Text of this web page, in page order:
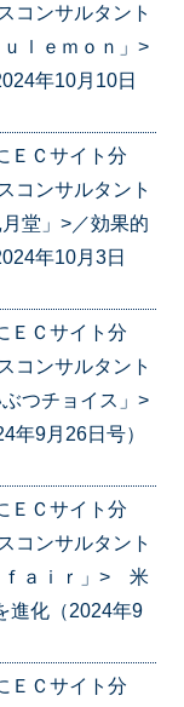
コンサルタント
ｌｅｍｏｎ」>
年10月10日
ＥＣサイト分
コンサルタント
堂」>／効果的
年10月3日
ＥＣサイト分
コンサルタント
つチョイス」>
9月26日号）
ＥＣサイト分
コンサルタント
ａｉｒ」> 米
進化（2024年9
ＥＣサイト分